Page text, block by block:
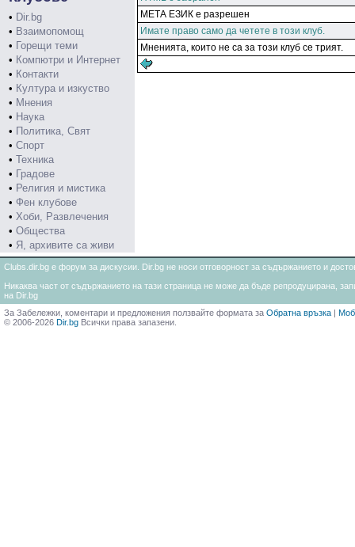
• Dir.bg
• Взаимопомощ
• Горещи теми
• Компютри и Интернет
• Контакти
• Култура и изкуство
• Мнения
• Наука
• Политика, Свят
• Спорт
• Техника
• Градове
• Религия и мистика
• Фен клубове
• Хоби, Развлечения
• Общества
• Я, архивите са живи
МЕТА ЕЗИК е разрешен
Имате право само да четете в този клуб.
Мненията, които не са за този клуб се трият.
Clubs.dir.bg е форум за дискусии. Dir.bg не носи отговорност за съдържанието и
Никаква част от съдържанието на тази страница не може да бъде репродуцирана,
на Dir.bg
За Забележки, коментари и предложения ползвайте формата за Обратна връзка |
© 2006-2026 Dir.bg Всички права запазени.